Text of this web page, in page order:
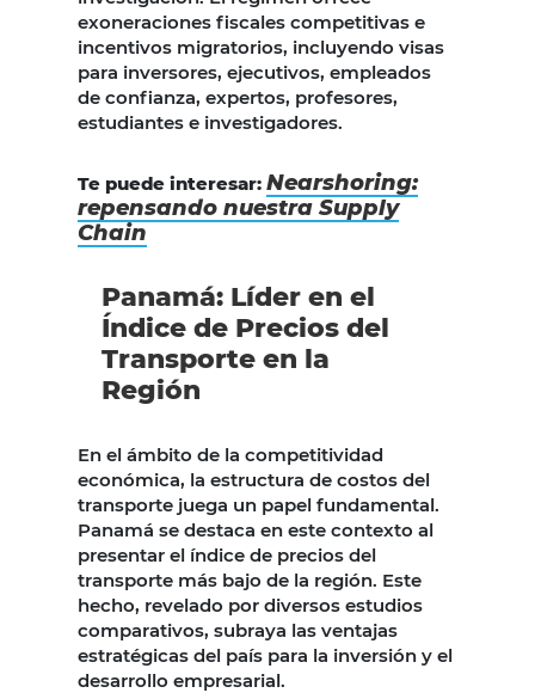
exoneraciones fiscales competitivas e
incentivos migratorios, incluyendo visas
para inversores, ejecutivos, empleados
de confianza, expertos, profesores,
estudiantes e investigadores.
Te puede interesar: Nearshoring:
repensando nuestra Supply
Chain
Panamá: Líder en el
Índice de Precios del
Transporte en la
Región
En el ámbito de la competitividad
económica, la estructura de costos del
transporte juega un papel fundamental.
Panamá se destaca en este contexto al
presentar el índice de precios del
transporte más bajo de la región. Este
hecho, revelado por diversos estudios
comparativos, subraya las ventajas
estratégicas del país para la inversión y el
desarrollo empresarial.